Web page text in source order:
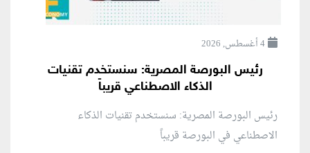
4 أغسطس, 2026
رئيس البورصة المصرية: سنستخدم تقنيات
الذكاء الاصطناعي قريباً
رئيس البورصة المصرية: سنستخدم تقنيات الذكاء
الاصطناعي في البورصة قريباً